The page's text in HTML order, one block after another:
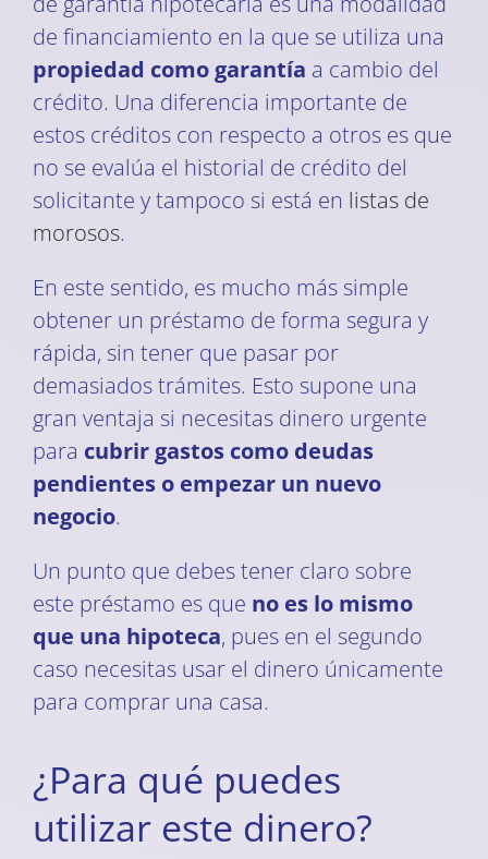
de financiamiento en la que se utiliza una
propiedad como garantía a cambio del
crédito. Una diferencia importante de
estos créditos con respecto a otros es que
no se evalúa el historial de crédito del
solicitante y tampoco si está en listas de
morosos.
En este sentido, es mucho más simple
obtener un préstamo de forma segura y
rápida, sin tener que pasar por
demasiados trámites. Esto supone una
gran ventaja si necesitas dinero urgente
para cubrir gastos como deudas
pendientes o empezar un nuevo
negocio.
Un punto que debes tener claro sobre
este préstamo es que no es lo mismo
que una hipoteca, pues en el segundo
caso necesitas usar el dinero únicamente
para comprar una casa.
¿Para qué puedes
utilizar este dinero?